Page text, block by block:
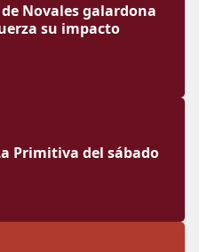
Novales galardona
su impacto
Primitiva del sábado